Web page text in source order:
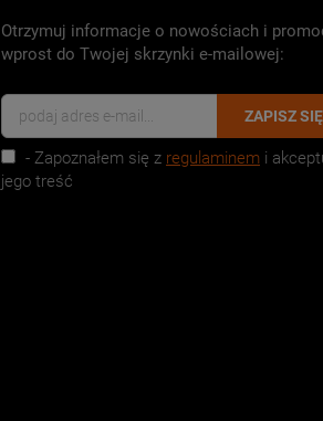
Otrzymuj informacje o nowościach i
wprost do Twojej skrzynki e-mailowej:
ZAPISZ SIĘ
- Zapoznałem się z regulaminem i
jego treść